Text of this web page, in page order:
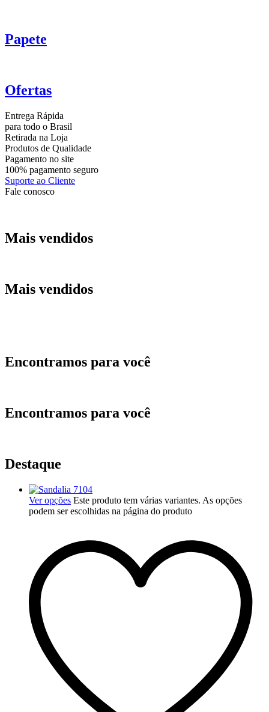
Papete
Ofertas
Entrega Rápida
para todo o Brasil
Retirada na Loja
Produtos de Qualidade
Pagamento no site
100% pagamento seguro
Suporte ao Cliente
Fale conosco
Mais vendidos
Mais vendidos
Encontramos para você
Encontramos para você
Destaque
Ver opções Este produto tem várias variantes. As opções
podem ser escolhidas na página do produto